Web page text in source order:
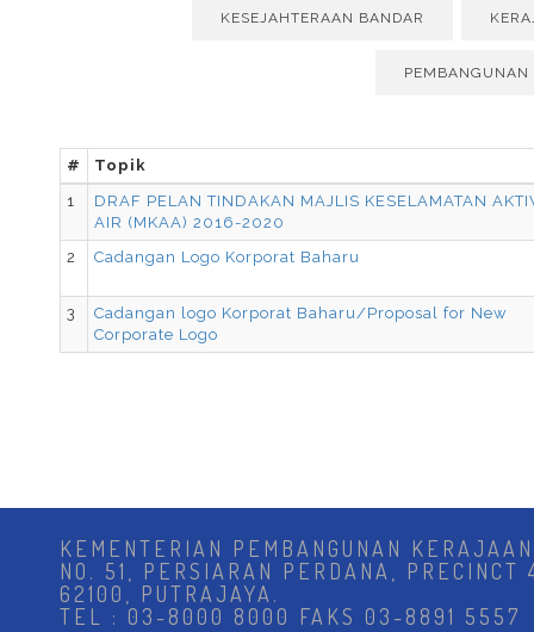
KESEJAHTERAAN BANDAR
PEMBANGUNAN
#
Topik
1
DRAF PELAN TINDAKAN MAJLIS KESELAMATAN
AIR (MKAA) 2016-2020
2
Cadangan Logo Korporat Baharu
3
Cadangan logo Korporat Baharu/Proposal for New
Corporate Logo
KEMENTERIAN PEMBANGUNAN
NO. 51, PERSIARAN PERDANA, PRECINCT
62100, PUTRAJAYA.
TEL : 03-8000 8000 FAKS 03-8891 5557